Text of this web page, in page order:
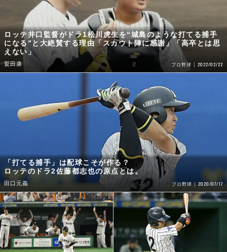
ロッテ井口監督がドラ1松川虎生を“城島のような打てる捕手
になる”と大絶賛する理由「スカウト陣に感謝」「高卒とは思
えない」
鷲田康 プロ野球 2022/02/22
「打てる捕手」は配球こそが作る？
ロッテのドラ2佐藤都志也の原点とは。
田口元義 プロ野球 2020/07/17